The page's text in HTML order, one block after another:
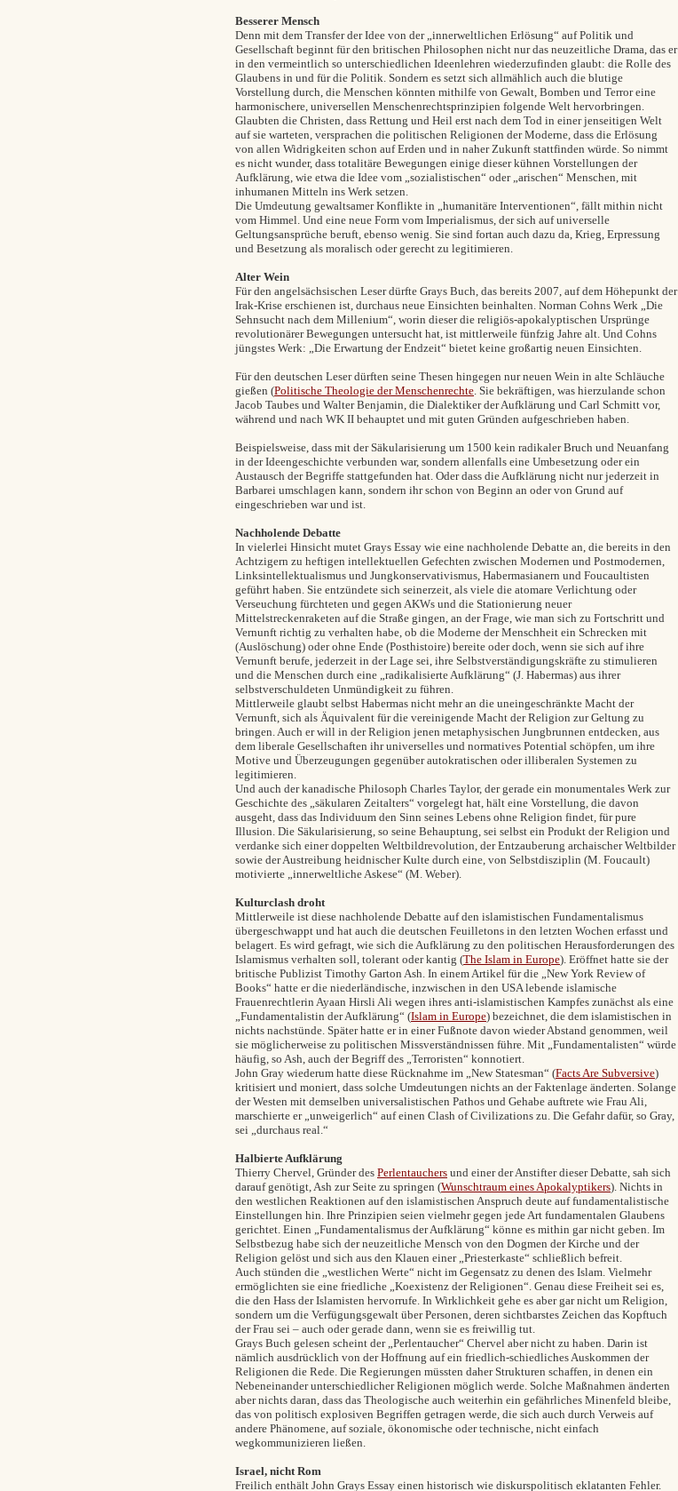
Besserer Mensch
Denn mit dem Transfer der Idee von der „innerweltlichen Erlösung“ auf Politik und
Gesellschaft beginnt für den britischen Philosophen nicht nur das neuzeitliche Drama, das er
in den vermeintlich so unterschiedlichen Ideenlehren wiederzufinden glaubt: die Rolle des
Glaubens in und für die Politik. Sondern es setzt sich allmählich auch die blutige
Vorstellung durch, die Menschen könnten mithilfe von Gewalt, Bomben und Terror eine
harmonischere, universellen Menschenrechtsprinzipien folgende Welt hervorbringen.
Glaubten die Christen, dass Rettung und Heil erst nach dem Tod in einer jenseitigen Welt
auf sie warteten, versprachen die politischen Religionen der Moderne, dass die Erlösung
von allen Widrigkeiten schon auf Erden und in naher Zukunft stattfinden würde. So nimmt
es nicht wunder, dass totalitäre Bewegungen einige dieser kühnen Vorstellungen der
Aufklärung, wie etwa die Idee vom „sozialistischen“ oder „arischen“ Menschen, mit
inhumanen Mitteln ins Werk setzen.
Die Umdeutung gewaltsamer Konflikte in „humanitäre Interventionen“, fällt mithin nicht
vom Himmel. Und eine neue Form vom Imperialismus, der sich auf universelle
Geltungsansprüche beruft, ebenso wenig. Sie sind fortan auch dazu da, Krieg, Erpressung
und Besetzung als moralisch oder gerecht zu legitimieren.
Alter Wein
Für den angelsächsischen Leser dürfte Grays Buch, das bereits 2007, auf dem Höhepunkt der
Irak-Krise erschienen ist, durchaus neue Einsichten beinhalten. Norman Cohns Werk „Die
Sehnsucht nach dem Millenium“, worin dieser die religiös-apokalyptischen Ursprünge
revolutionärer Bewegungen untersucht hat, ist mittlerweile fünfzig Jahre alt. Und Cohns
jüngstes Werk: „Die Erwartung der Endzeit“ bietet keine großartig neuen Einsichten.
Für den deutschen Leser dürften seine Thesen hingegen nur neuen Wein in alte Schläuche
gießen (Politische Theologie der Menschenrechte. Sie bekräftigen, was hierzulande schon
Jacob Taubes und Walter Benjamin, die Dialektiker der Aufklärung und Carl Schmitt vor,
während und nach WK II behauptet und mit guten Gründen aufgeschrieben haben.
Beispielsweise, dass mit der Säkularisierung um 1500 kein radikaler Bruch und Neuanfang
in der Ideengeschichte verbunden war, sondern allenfalls eine Umbesetzung oder ein
Austausch der Begriffe stattgefunden hat. Oder dass die Aufklärung nicht nur jederzeit in
Barbarei umschlagen kann, sondern ihr schon von Beginn an oder von Grund auf
eingeschrieben war und ist.
Nachholende Debatte
In vielerlei Hinsicht mutet Grays Essay wie eine nachholende Debatte an, die bereits in den
Achtzigern zu heftigen intellektuellen Gefechten zwischen Modernen und Postmodernen,
Linksintellektualismus und Jungkonservativismus, Habermasianern und Foucaultisten
geführt haben. Sie entzündete sich seinerzeit, als viele die atomare Verlichtung oder
Verseuchung fürchteten und gegen AKWs und die Stationierung neuer
Mittelstreckenraketen auf die Straße gingen, an der Frage, wie man sich zu Fortschritt und
Vernunft richtig zu verhalten habe, ob die Moderne der Menschheit ein Schrecken mit
(Auslöschung) oder ohne Ende (Posthistoire) bereite oder doch, wenn sie sich auf ihre
Vernunft berufe, jederzeit in der Lage sei, ihre Selbstverständigungskräfte zu stimulieren
und die Menschen durch eine „radikalisierte Aufklärung“ (J. Habermas) aus ihrer
selbstverschuldeten Unmündigkeit zu führen.
Mittlerweile glaubt selbst Habermas nicht mehr an die uneingeschränkte Macht der
Vernunft, sich als Äquivalent für die vereinigende Macht der Religion zur Geltung zu
bringen. Auch er will in der Religion jenen metaphysischen Jungbrunnen entdecken, aus
dem liberale Gesellschaften ihr universelles und normatives Potential schöpfen, um ihre
Motive und Überzeugungen gegenüber autokratischen oder illiberalen Systemen zu
legitimieren.
Und auch der kanadische Philosoph Charles Taylor, der gerade ein monumentales Werk zur
Geschichte des „säkularen Zeitalters“ vorgelegt hat, hält eine Vorstellung, die davon
ausgeht, dass das Individuum den Sinn seines Lebens ohne Religion findet, für pure
Illusion. Die Säkularisierung, so seine Behauptung, sei selbst ein Produkt der Religion und
verdanke sich einer doppelten Weltbildrevolution, der Entzauberung archaischer Weltbilder
sowie der Austreibung heidnischer Kulte durch eine, von Selbstdisziplin (M. Foucault)
motivierte „innerweltliche Askese“ (M. Weber).
Kulturclash droht
Mittlerweile ist diese nachholende Debatte auf den islamistischen Fundamentalismus
übergeschwappt und hat auch die deutschen Feuilletons in den letzten Wochen erfasst und
belagert. Es wird gefragt, wie sich die Aufklärung zu den politischen Herausforderungen des
Islamismus verhalten soll, tolerant oder kantig (The Islam in Europe). Eröffnet hatte sie der
britische Publizist Timothy Garton Ash. In einem Artikel für die „New York Review of
Books“ hatte er die niederländische, inzwischen in den USA lebende islamische
Frauenrechtlerin Ayaan Hirsli Ali wegen ihres anti-islamistischen Kampfes zunächst als eine
„Fundamentalistin der Aufklärung“ (Islam in Europe) bezeichnet, die dem islamistischen in
nichts nachstünde. Später hatte er in einer Fußnote davon wieder Abstand genommen, weil
sie möglicherweise zu politischen Missverständnissen führe. Mit „Fundamentalisten“ würde
häufig, so Ash, auch der Begriff des „Terroristen“ konnotiert.
John Gray wiederum hatte diese Rücknahme im „New Statesman“ (Facts Are Subversive)
kritisiert und moniert, dass solche Umdeutungen nichts an der Faktenlage änderten. Solange
der Westen mit demselben universalistischen Pathos und Gehabe auftrete wie Frau Ali,
marschierte er „unweigerlich“ auf einen Clash of Civilizations zu. Die Gefahr dafür, so Gray,
sei „durchaus real.“
Halbierte Aufklärung
Thierry Chervel, Gründer des Perlentauchers und einer der Anstifter dieser Debatte, sah sich
darauf genötigt, Ash zur Seite zu springen (Wunschtraum eines Apokalyptikers). Nichts in
den westlichen Reaktionen auf den islamistischen Anspruch deute auf fundamentalistische
Einstellungen hin. Ihre Prinzipien seien vielmehr gegen jede Art fundamentalen Glaubens
gerichtet. Einen „Fundamentalismus der Aufklärung“ könne es mithin gar nicht geben. Im
Selbstbezug habe sich der neuzeitliche Mensch von den Dogmen der Kirche und der
Religion gelöst und sich aus den Klauen einer „Priesterkaste“ schließlich befreit.
Auch stünden die „westlichen Werte“ nicht im Gegensatz zu denen des Islam. Vielmehr
ermöglichten sie eine friedliche „Koexistenz der Religionen“. Genau diese Freiheit sei es,
die den Hass der Islamisten hervorrufe. In Wirklichkeit gehe es aber gar nicht um Religion,
sondern um die Verfügungsgewalt über Personen, deren sichtbarstes Zeichen das Kopftuch
der Frau sei – auch oder gerade dann, wenn sie es freiwillig tut.
Grays Buch gelesen scheint der „Perlentaucher“ Chervel aber nicht zu haben. Darin ist
nämlich ausdrücklich von der Hoffnung auf ein friedlich-schiedliches Auskommen der
Religionen die Rede. Die Regierungen müssten daher Strukturen schaffen, in denen ein
Nebeneinander unterschiedlicher Religionen möglich werde. Solche Maßnahmen änderten
aber nichts daran, dass das Theologische auch weiterhin ein gefährliches Minenfeld bleibe,
das von politisch explosiven Begriffen getragen werde, die sich auch durch Verweis auf
andere Phänomene, auf soziale, ökonomische oder technische, nicht einfach
wegkommunizieren ließen.
Israel, nicht Rom
Freilich enthält John Grays Essay einen historisch wie diskurspolitisch eklatanten Fehler.